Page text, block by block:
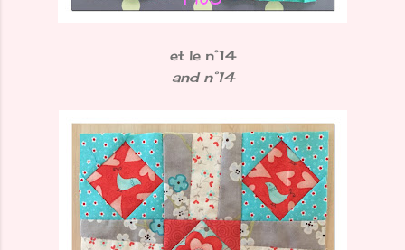
et le n°14
and n°14